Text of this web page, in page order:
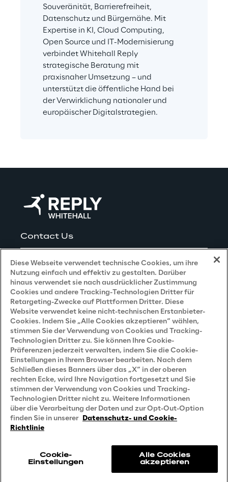
Souveränität, Barrierefreiheit,
Datenschutz und Bürgernähe. Mit
Expertise in KI, Cloud Computing,
Open Source und IT-Modernisierung
verbindet Whitehall Reply
strategische Beratung mit
praxisnaher Umsetzung – und
unterstützt die öffentliche Hand bei
der Verwirklichung nationaler und
europäischer Digitalstrategien.
Contact Us
Impressum
Privacy and Legal
Datenschutz- und Cookie Richtlinie
Datenschutzhinweis(Bewerber)
Datenschutzhinweis (Kunden)
Datenschutzhinweis(Dienstleister)
Datenschutzhinweis(Marketing)
Grundsatzerklärung - LKSG (Deutschland)
Diese Webseite verwendet technische Cookies, um ihre
Nutzung einfach und effektiv zu gestalten. Darüber
hinaus verwendet sie nach ausdrücklicher Zustimmung
Cookies und andere Tracking-Technologien Dritter für
Retargeting-Zwecke auf Plattformen Dritter. Diese
Website verwendet keine nicht-technischen Erstanbieter-
Cookies. Indem Sie „Alle Cookies akzeptieren“ wählen,
stimmen Sie der Verwendung von Cookies und Tracking-
Technologien Dritter zu. Sie können Ihre Cookie-
Präferenzen jederzeit verwalten, indem Sie die Cookie-
Einstellungen in Ihrem Browser bearbeiten. Nach dem
Schließen dieses Banners über das „X“ in der oberen
rechten Ecke, wird Ihre Navigation fortgesetzt und Sie
stimmen der Verwendung von Cookies und Tracking-
Technologien Dritter nicht zu. Weitere Informationen
über die Verarbeitung der Daten und zur Opt-Out-Option
finden Sie in unserer Datenschutz- und Cookie-
Richtlinie
Cookie-
Einstellungen
Alle Cookies
akzeptieren